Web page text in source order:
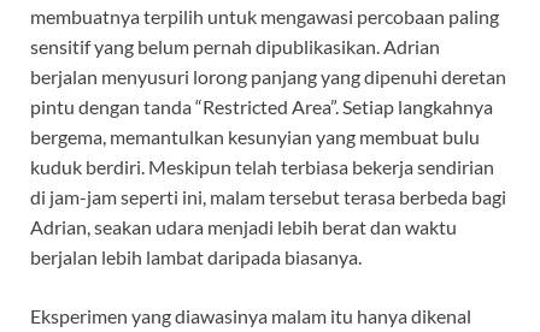
membuatnya terpilih untuk mengawasi percobaan paling
sensitif yang belum pernah dipublikasikan. Adrian
berjalan menyusuri lorong panjang yang dipenuhi deretan
pintu dengan tanda “Restricted Area”. Setiap langkahnya
bergema, memantulkan kesunyian yang membuat bulu
kuduk berdiri. Meskipun telah terbiasa bekerja sendirian
di jam-jam seperti ini, malam tersebut terasa berbeda bagi
Adrian, seakan udara menjadi lebih berat dan waktu
berjalan lebih lambat daripada biasanya.
Eksperimen yang diawasinya malam itu hanya dikenal